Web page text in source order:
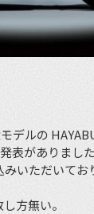
デルの
表がありました
いただいてお
方無い。